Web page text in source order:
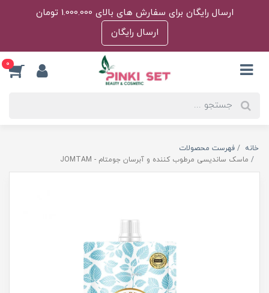
ارسال رایگان برای سفارش های بالای 1.000.000 تومان
ارسال رایگان
0
خانه
فهرست محصولات
ماسک ساندیسی مرطوب کننده و آبرسان جومتام - JOMTAM